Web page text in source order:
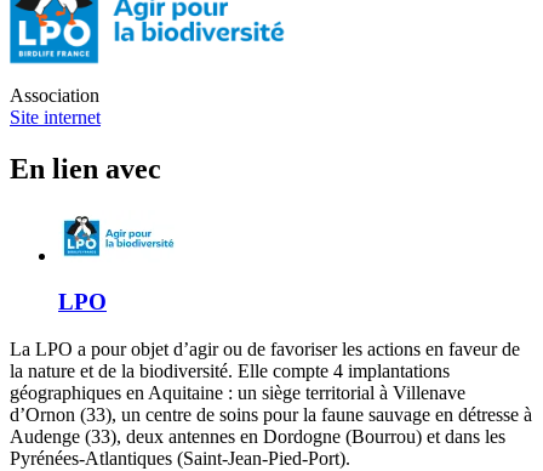
Association
Site internet
En lien avec
LPO
La LPO a pour objet d’agir ou de favoriser les actions en faveur de
la nature et de la biodiversité. Elle compte 4 implantations
géographiques en Aquitaine : un siège territorial à Villenave
d’Ornon (33), un centre de soins pour la faune sauvage en détresse à
Audenge (33), deux antennes en Dordogne (Bourrou) et dans les
Pyrénées-Atlantiques (Saint-Jean-Pied-Port).